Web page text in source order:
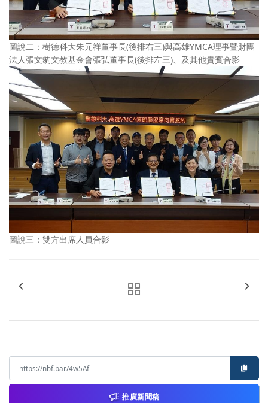
圖說二：樹德科大朱元祥董事長(後排右三)與高雄YMCA理事暨財團
法人張文豹文教基金會張弘董事長(後排左三)、及其他貴賓合影
圖說三：雙方出席人員合影
推廣新聞稿